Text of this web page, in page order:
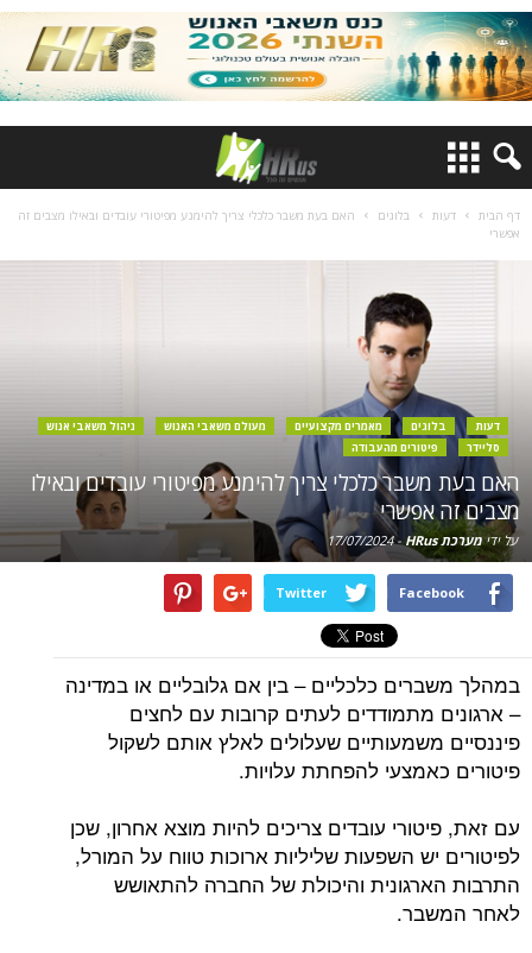
דף הבית דעות בלוגים
האם בעת משבר כלכלי צריך להימנע מפיטורי עובדים ובאילו מצבים זה
אפשרי
דעות בלוגים מאמרים מקצועיים מעולם משאבי האנוש
ניהול משאבי אנוש
סליידר
פיטורים מהעבודה
האם בעת משבר כלכלי צריך להימנע מפיטורי עובדים ובאילו
מצבים זה אפשרי
על ידימערכת HRus -
17/07/2024
Facebook
Twitter
במהלך משברים כלכליים – בין אם גלובליים או במדינה
– ארגונים מתמודדים לעתים קרובות עם לחצים
פיננסיים משמעותיים שעלולים לאלץ אותם לשקול
פיטורים כאמצעי להפחתת עלויות.
עם זאת, פיטורי עובדים צריכים להיות מוצא אחרון, שכן
לפיטורים יש השפעות שליליות ארוכות טווח על המורל,
התרבות הארגונית והיכולת של החברה להתאושש
לאחר המשבר.